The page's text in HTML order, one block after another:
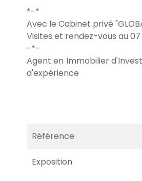
*-*
Avec le Cabinet privé
Visites et rendez-vous au 07
-*-
Agent en Immobilier
d'expérience
Référence
Exposition